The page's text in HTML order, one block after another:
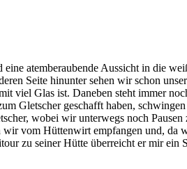
atemberaubende Aussicht in die
Seite hinunter sehen wir schon
viel Glas ist. Daneben steht immer
Gletscher geschafft haben,
wobei wir unterwegs noch
vom Hüttenwirt empfangen und,
zu seiner Hütte überreicht er mir